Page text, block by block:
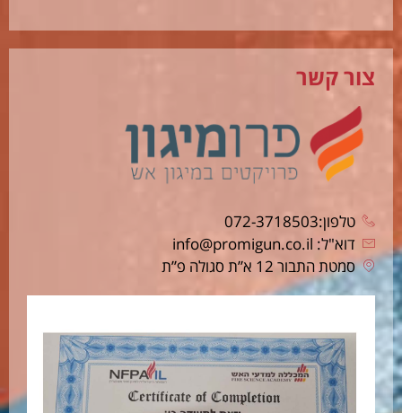
צור קשר
טלפון:072-3718503
דוא"ל: info@promigun.co.il
סמטת התבור 12 א”ת סגולה פ”ת